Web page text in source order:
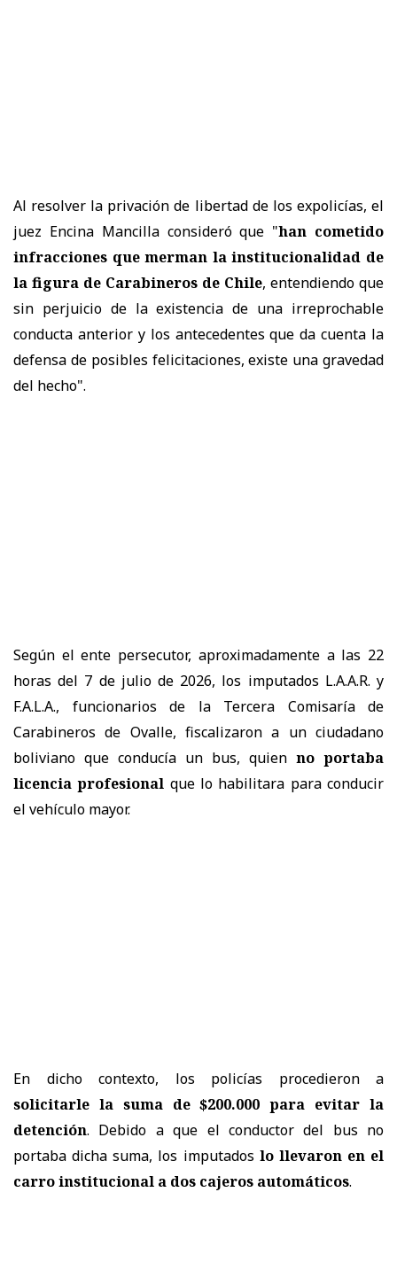
Al resolver la privación de libertad de los expolicías, el
juez Encina Mancilla consideró que "han cometido
infracciones que merman la institucionalidad de
la figura de Carabineros de Chile, entendiendo que
sin perjuicio de la existencia de una irreprochable
conducta anterior y los antecedentes que da cuenta la
defensa de posibles felicitaciones, existe una gravedad
del hecho".
Según el ente persecutor, aproximadamente a las 22
horas del 7 de julio de 2026, los imputados L.A.A.R. y
F.A.L.A., funcionarios de la Tercera Comisaría de
Carabineros de Ovalle, fiscalizaron a un ciudadano
boliviano que conducía un bus, quien no portaba
licencia profesional que lo habilitara para conducir
el vehículo mayor.
En dicho contexto, los policías procedieron a
solicitarle la suma de $200.000 para evitar la
detención. Debido a que el conductor del bus no
portaba dicha suma, los imputados lo llevaron en el
carro institucional a dos cajeros automáticos.